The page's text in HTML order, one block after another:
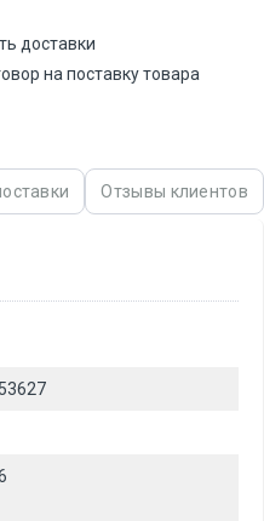
доставки
на поставку товара
Отзывы клиентов